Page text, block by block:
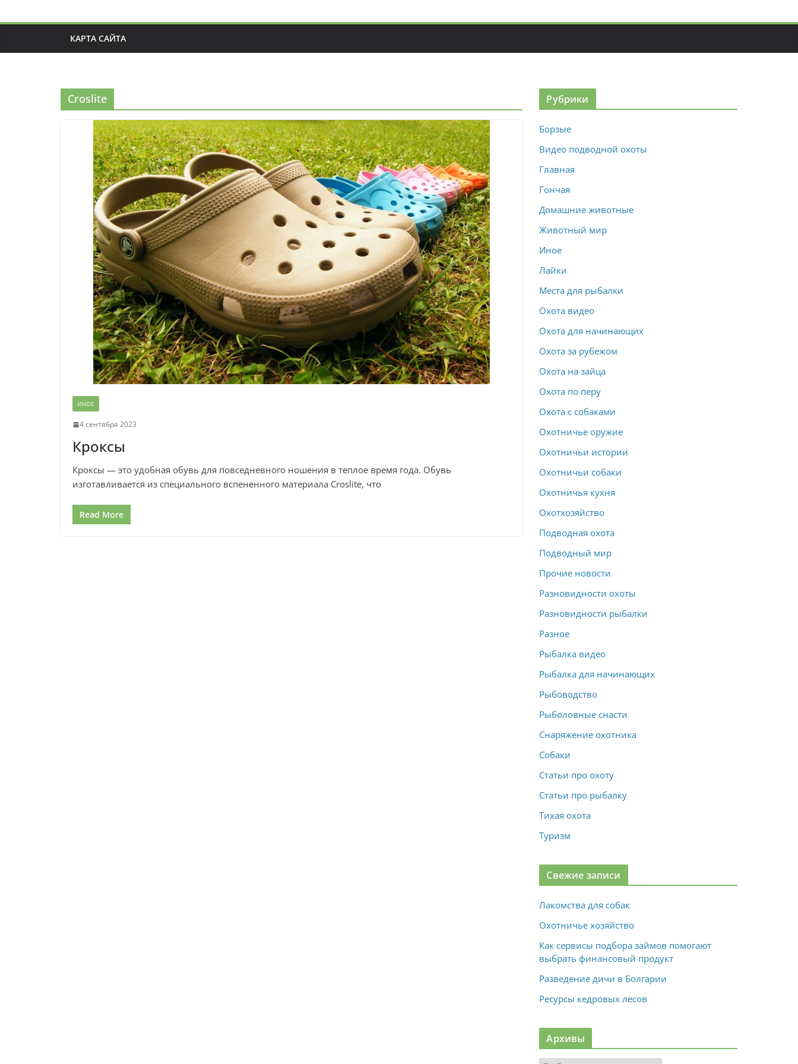
КАРТА САЙТА
Croslite
ИНОЕ
4 сентября 2023
Кроксы
Кроксы — это удобная обувь для повседневного ношения в теплое время года. Обувь
изготавливается из специального вспененного материала Croslite, что
Read More
Рубрики
Борзые
Видео подводной охоты
Главная
Гончая
Домашние животные
Животный мир
Иное
Лайки
Места для рыбалки
Охота видео
Охота для начинающих
Охота за рубежом
Охота на зайца
Охота по перу
Охота с собаками
Охотничье оружие
Охотничьи истории
Охотничьи собаки
Охотничья кухня
Охотхозяйство
Подводная охота
Подводный мир
Прочие новости
Разновидности охоты
Разновидности рыбалки
Разное
Рыбалка видео
Рыбалка для начинающих
Рыбоводство
Рыболовные снасти
Снаряжение охотника
Собаки
Статьи про охоту
Статьи про рыбалку
Тихая охота
Туризм
Свежие записи
Лакомства для собак
Охотничье хозяйство
Как сервисы подбора займов помогают
выбрать финансовый продукт
Разведение дичи в Болгарии
Ресурсы кедровых лесов
Архивы